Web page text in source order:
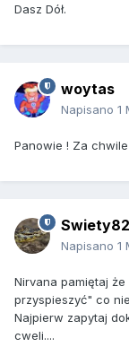
Dasz Dół.
woytas
Napisano 1
Panowie ! Za
Swiety82
Napisano 1
Nirvana pamiętaj
przyspieszyć" co
Najpierw zapytaj
cweli....